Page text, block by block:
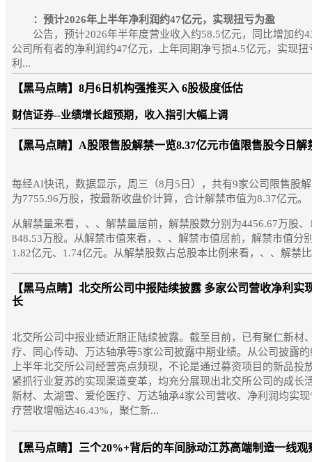
：预计2026年上半年净利润约47亿元，实现扭亏为盈
公告，预计2026年半年度营业收入约58.5亿元，同比增加约
公司所有者的净利润约47亿元，上年同期净亏损4.5亿元，实现
利...
【黑马点睛】 8月6日机构强推买入 6股极度低估
财信证券--业绩增长超预期，收入指引大幅上调
【黑马点睛】 A股限售股解禁一览8.37亿元市值限售股今日解
每经AI快讯，数据显示，周三（8月5日），共有9家公司限售股
为7755.96万股，按最新收盘价计算，合计解禁市值为8.37亿元。
从解禁量来看，、、解禁量居前，解禁股数分别为4456.67万股、
848.53万股。从解禁市值来看，、、解禁市值居前，解禁市值分
1.82亿元、1.74亿元。从解禁股数占总股本比例来看，、、解禁
【黑马点睛】 北交所公司中报陆续披露 多家公司营收净利实
长
北交所公司中报业绩近期正陆续披露。截至目前，已有聚仁新材
疗、同心传动、万达轴承等5家公司披露中期业绩。从公司披露
上半年北交所公司经营亮点频现，不论是通过募资项目的新品投
紧抓行业复苏的实现渠道变革，均充分展现出北交所公司的成长
新材、太湖雪、爱伦医疗、万达轴承4家公司营收、净利润均实现
疗营收增幅达46.43%，聚仁新...
【黑马点睛】 三个20%+背后的车间脉动江苏高端制造一线观